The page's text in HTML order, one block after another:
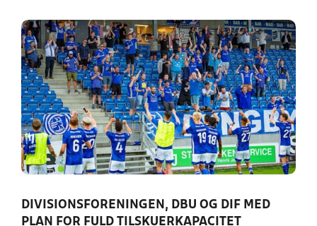
DIVISIONSFORENINGEN, DBU OG DIF MED
PLAN FOR FULD TILSKUERKAPACITET